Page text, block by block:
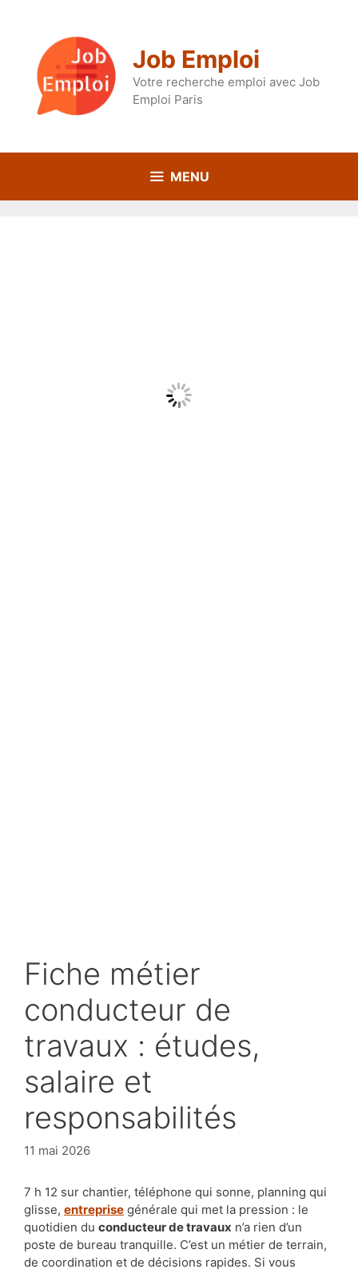
Job Emploi
Votre recherche emploi avec Job
Emploi Paris
MENU
Fiche métier
conducteur de
travaux : études,
salaire et
responsabilités
11 mai 2026
7 h 12 sur chantier, téléphone qui sonne, planning qui
glisse, entreprise générale qui met la pression : le
quotidien du conducteur de travaux n’a rien d’un
poste de bureau tranquille. C’est un métier de terrain,
de coordination et de décisions rapides. Si vous